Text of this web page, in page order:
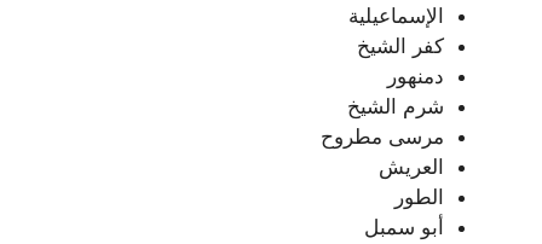
الإسماعيلية
كفر الشيخ
دمنهور
شرم الشيخ
مرسى مطروح
العريش
الطور
أبو سمبل